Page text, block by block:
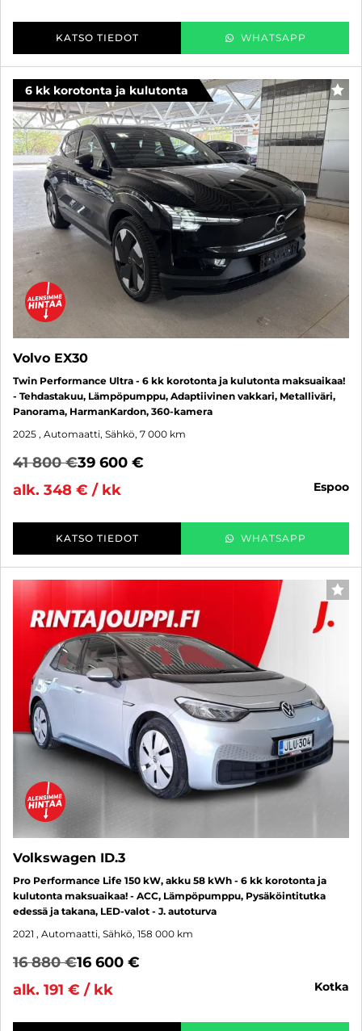
KATSO TIEDOT WHATSAPP
6 kk korotonta ja kulutonta
Volvo EX30
Twin Performance Ultra - 6 kk korotonta ja kulutonta maksuaikaa!
- Tehdastakuu, Lämpöpumppu, Adaptiivinen vakkari, Metalliväri,
Panorama, HarmanKardon, 360-kamera
2025 , Automaatti, Sähkö, 7 000 km
41 800 €39 600 €
alk. 348 € / kk
espoo
KATSO TIEDOT WHATSAPP
Volkswagen ID.3
Pro Performance Life 150 kW, akku 58 kWh - 6 kk korotonta ja
kulutonta maksuaikaa! - ACC, Lämpöpumppu, Pysäköintitutka
edessä ja takana, LED-valot - J. autoturva
2021 , Automaatti, Sähkö, 158 000 km
16 880 €16 600 €
alk. 191 € / kk
kotka